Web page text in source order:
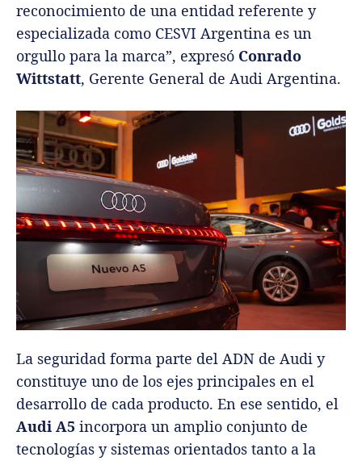
reconocimiento de una entidad referente y
especializada como CESVI Argentina es un
orgullo para la marca”, expresó Conrado
Wittstatt, Gerente General de Audi Argentina.
La seguridad forma parte del ADN de Audi y
constituye uno de los ejes principales en el
desarrollo de cada producto. En ese sentido, el
Audi A5 incorpora un amplio conjunto de
tecnologías y sistemas orientados tanto a la